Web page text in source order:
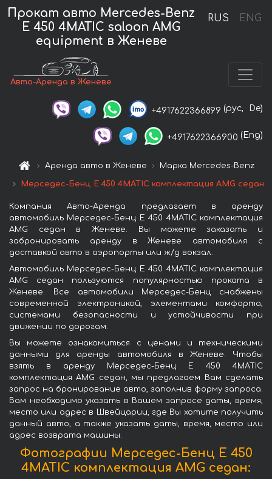
RUS ENG
Прокат авто Mercedes-Benz
E 450 4MATIC saloon AMG
equipment в Женеве
Авто-Аренда в Женеве
+4917622366899 (рус, De)
+4917622366900 (Eng)
Аренда авто в Женеве Марка Mercedes-Benz
Мерседес-Бенц E 450 4MATIC комплектация AMG седан
Компания Авто-Аренда предлагает в аренду
автомобиль Мерседес-Бенц E 450 4MATIC комплектация
AMG седан в Женеве. Вы можете заказать и
забронировать аренду в Женеве автомобиля с
доставкой авто в аэропорты или ж/д вокзал.
Автомобиль Мерседес-Бенц E 450 4MATIC комплектация
AMG седан пользуются популярностью проката в
Женеве. Все автомобили Мерседес-Бенц снабжены
современной электроникой, элементами комфорта,
системами безопасности и устойчивости при
движении по дорогам.
Вы можете ознакомиться с ценами и техническими
данными для аренды автомобиля в Женеве. Чтобы
взять в аренду Мерседес-Бенц E 450 4MATIC
комплектация AMG седан, мы предлагаем Вам сделать
запрос на бронирование авто, заполнив форму запроса.
Вам необходимо указать в Вашем запросе даты, время,
место или адрес в Швейцарии, где Вы хотите получить
данный авто, а также указать даты, время, место или
адрес возврата машины.
Фотографии Мерседес-Бенц E 450
4MATIC комплектация AMG седан: